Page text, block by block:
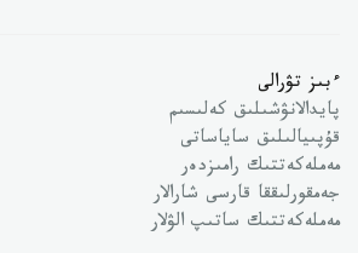
ءبىز تۋرالى
پايدالانۋشىلىق كەلىسىم
قۇپىيالىلىق ساياساتى
مەملەكەتتىك رامىزدەر
جەمقورلىققا قارسى شارالار
مەملەكەتتىك ساتىپ الۋلار